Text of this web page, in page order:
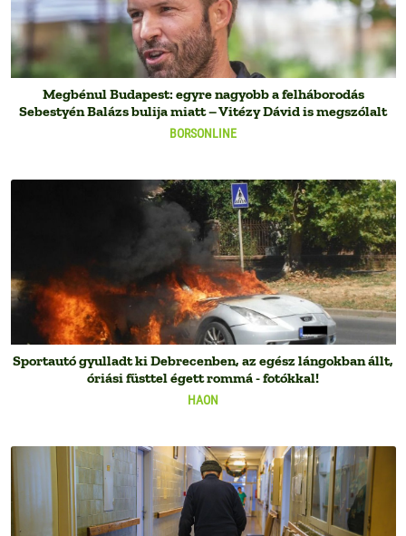
BORSONLINE
Megbénul Budapest: egyre nagyobb a felháborodás
Sebestyén Balázs bulija miatt – Vitézy Dávid is megszólalt
HAON
Sportautó gyulladt ki Debrecenben, az egész lángokban állt,
óriási füsttel égett rommá - fotókkal!